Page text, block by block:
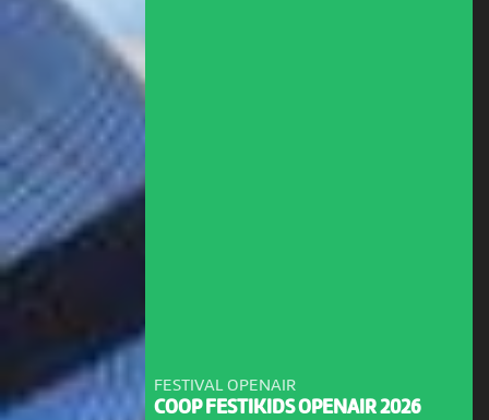
FESTIVAL OPENAIR
COOP FESTIKIDS OPENAIR 2026